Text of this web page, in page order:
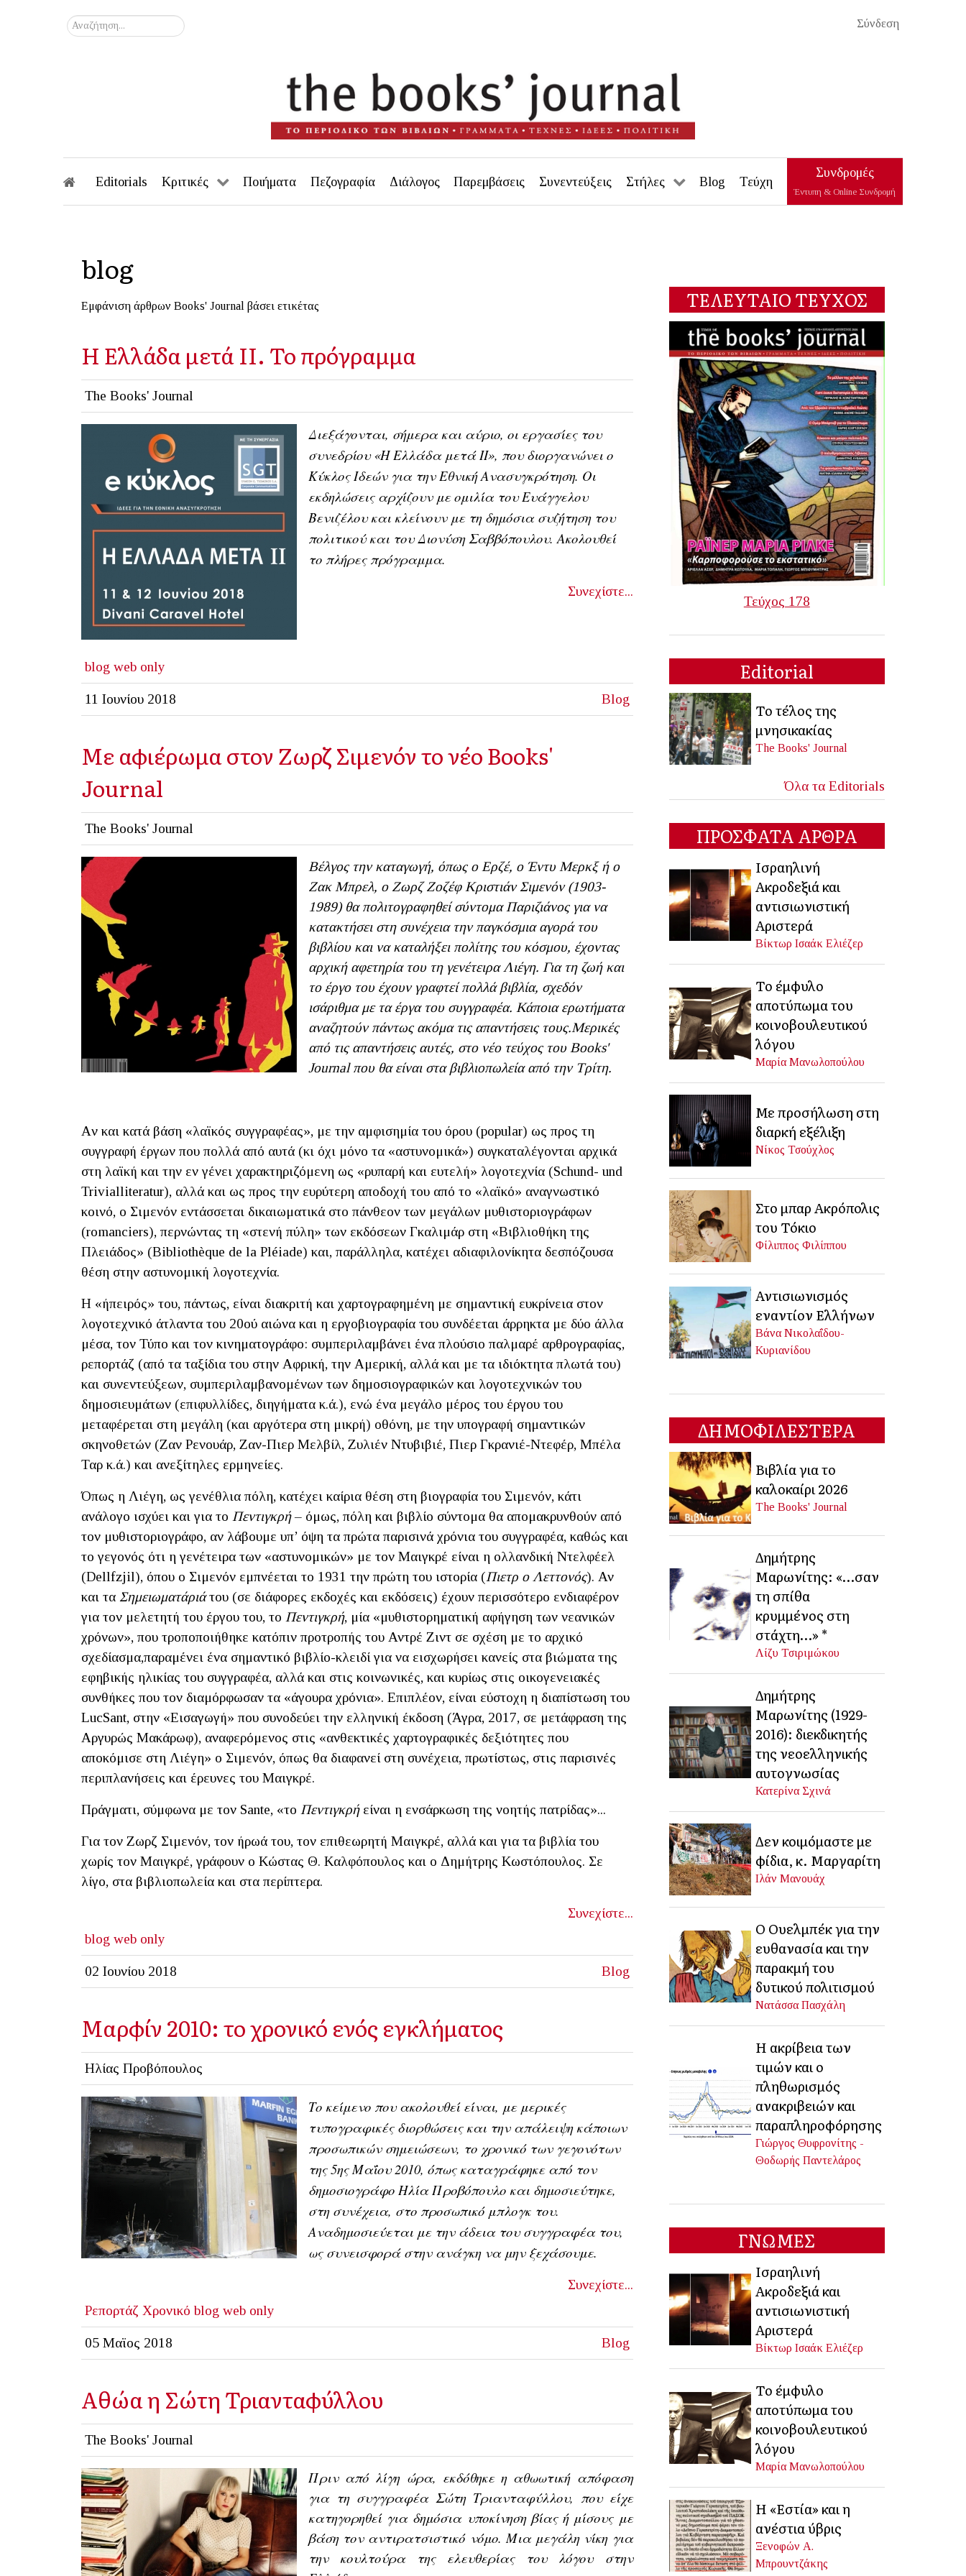
Σύνδεση
Αναζήτηση...
Editorials Κριτικές Ποιήματα Πεζογραφία Διάλογος Παρεμβάσεις Συνεντεύξεις Στήλες Blog Τεύχη
Συνδρομές
Έντυπη & Online Συνδρομή
blog
Εμφάνιση άρθρων Books' Journal βάσει ετικέτας
Η Ελλάδα μετά ΙΙ. Το πρόγραμμα
The Books' Journal
Διεξάγονται, σήμερα και αύριο, οι εργασίες του
συνεδρίου «Η Ελλάδα μετά ΙΙ», που διοργανώνει ο
Κύκλος Ιδεών για την Εθνική Ανασυγκρότηση. Οι
εκδηλώσεις αρχίζουν με ομιλία του Ευάγγελου
Βενιζέλου και κλείνουν με τη δημόσια συζήτηση του
πολιτικού και του Διονύση Σαββόπουλου. Ακολουθεί
το πλήρες πρόγραμμα.
Συνεχίστε...
blog web only
11 Ιουνίου 2018 Blog
Με αφιέρωμα στον Ζωρζ Σιμενόν το νέο Books'
Journal
The Books' Journal
Βέλγος την καταγωγή, όπως ο Ερζέ, ο Έντυ Μερκξ ή ο
Ζακ Μπρελ, ο Ζωρζ Ζοζέφ Κριστιάν Σιμενόν (1903-
1989) θα πολιτογραφηθεί σύντομα Παριζιάνος για να
κατακτήσει στη συνέχεια την παγκόσμια αγορά του
βιβλίου και να καταλήξει πολίτης του κόσμου, έχοντας
αρχική αφετηρία του τη γενέτειρα Λιέγη. Για τη ζωή και
το έργο του έχουν γραφτεί πολλά βιβλία, σχεδόν
ισάριθμα με τα έργα του συγγραφέα. Κάποια ερωτήματα
αναζητούν πάντως ακόμα τις απαντήσεις τους.Mερικές
από τις απαντήσεις αυτές, στο νέο τεύχος του Books'
Journal που θα είναι στα βιβλιοπωλεία από την Τρίτη.
Aν και κατά βάση «λαϊκός συγγραφέας», με την αμφισημία του όρου (popular) ως προς τη
συγγραφή έργων που πολλά από αυτά (κι όχι μόνο τα «αστυνομικά») συγκαταλέγονται αρχικά
στη λαϊκή και την εν γένει χαρακτηριζόμενη ως «ρυπαρή και ευτελή» λογοτεχνία (Schund- und
Trivialliteratur), αλλά και ως προς την ευρύτερη αποδοχή του από το «λαϊκό» αναγνωστικό
κοινό, ο Σιμενόν εντάσσεται δικαιωματικά στο πάνθεον των μεγάλων μυθιστοριογράφων
(romanciers), περνώντας τη «στενή πύλη» των εκδόσεων Γκαλιμάρ στη «Βιβλιοθήκη της
Πλειάδος» (Bibliothèque de la Pléiade) και, παράλληλα, κατέχει αδιαφιλονίκητα δεσπόζουσα
θέση στην αστυνομική λογοτεχνία.
Η «ήπειρός» του, πάντως, είναι διακριτή και χαρτογραφημένη με σημαντική ευκρίνεια στον
λογοτεχνικό άτλαντα του 20ού αιώνα και η εργοβιογραφία του συνδέεται άρρηκτα με δύο άλλα
μέσα, τον Τύπο και τον κινηματογράφο: συμπεριλαμβάνει ένα πλούσιο παλμαρέ αρθρογραφίας,
ρεπορτάζ (από τα ταξίδια του στην Αφρική, την Αμερική, αλλά και με τα ιδιόκτητα πλωτά του)
και συνεντεύξεων, συμπεριλαμβανομένων των δημοσιογραφικών και λογοτεχνικών του
δημοσιευμάτων (επιφυλλίδες, διηγήματα κ.ά.), ενώ ένα μεγάλο μέρος του έργου του
μεταφέρεται στη μεγάλη (και αργότερα στη μικρή) οθόνη, με την υπογραφή σημαντικών
σκηνοθετών (Ζαν Ρενουάρ, Ζαν-Πιερ Μελβίλ, Ζυλιέν Ντυβιβιέ, Πιερ Γκρανιέ-Ντεφέρ, Μπέλα
Ταρ κ.ά.) και ανεξίτηλες ερμηνείες.
Όπως η Λιέγη, ως γενέθλια πόλη, κατέχει καίρια θέση στη βιογραφία του Σιμενόν, κάτι
ανάλογο ισχύει και για το Πεντιγκρή– όμως, πόλη και βιβλίο σύντομα θα απομακρυνθούν από
τον μυθιστοριογράφο, αν λάβουμε υπ’ όψη τα πρώτα παρισινά χρόνια του συγγραφέα, καθώς και
το γεγονός ότι η γενέτειρα των «αστυνομικών» με τον Μαιγκρέ είναι η ολλανδική Ντελφέελ
(Dellfzjil), όπου ο Σιμενόν εμπνέεται το 1931 την πρώτη του ιστορία (Πιετρ ο Λεττονός). Αν
και τα Σημειωματάριάτου (σε διάφορες εκδοχές και εκδόσεις) έχουν περισσότερο ενδιαφέρον
για τον μελετητή του έργου του, το Πεντιγκρή, μία «μυθιστορηματική αφήγηση των νεανικών
χρόνων», που τροποποιήθηκε κατόπιν προτροπής του Αντρέ Ζιντ σε σχέση με το αρχικό
σχεδίασμα,παραμένει ένα σημαντικό βιβλίο-κλειδί για να εισχωρήσει κανείς στα βιώματα της
εφηβικής ηλικίας του συγγραφέα, αλλά και στις κοινωνικές, και κυρίως στις οικογενειακές
συνθήκες που τον διαμόρφωσαν τα «άγουρα χρόνια». Επιπλέον, είναι εύστοχη η διαπίστωση του
LucSant, στην «Εισαγωγή» που συνοδεύει την ελληνική έκδοση (Άγρα, 2017, σε μετάφραση της
Αργυρώς Μακάρωφ), αναφερόμενος στις «ανθεκτικές χαρτογραφικές δεξιότητες που
αποκόμισε στη Λιέγη» ο Σιμενόν, όπως θα διαφανεί στη συνέχεια, πρωτίστως, στις παρισινές
περιπλανήσεις και έρευνες του Μαιγκρέ.
Πράγματι, σύμφωνα με τον Sante, «το Πεντιγκρή είναι η ενσάρκωση της νοητής πατρίδας»...
Για τον Ζωρζ Σιμενόν, τον ήρωά του, τον επιθεωρητή Μαιγκρέ, αλλά και για τα βιβλία του
χωρίς τον Μαιγκρέ, γράφουν ο Κώστας Θ. Καλφόπουλος και ο Δημήτρης Κωστόπουλος. Σε
λίγο, στα βιβλιοπωλεία και στα περίπτερα.
Συνεχίστε...
blog web only
02 Ιουνίου 2018 Blog
Μαρφίν 2010: το χρονικό ενός εγκλήματος
Ηλίας Προβόπουλος
Το κείμενο που ακολουθεί είναι, με μερικές
τυπογραφικές διορθώσεις και την απάλειψη κάποιων
προσωπικών σημειώσεων, το χρονικό των γεγονότων
της 5ης Μαΐου 2010, όπως καταγράφηκε από τον
δημοσιογράφο Ηλία Προβόπουλο και δημοσιεύτηκε,
στη συνέχεια, στο προσωπικό μπλογκ του.
Αναδημοσιεύεται με την άδεια του συγγραφέα του,
ως συνεισφορά στην ανάγκη να μην ξεχάσουμε.
Συνεχίστε...
Ρεπορτάζ Χρονικό blog web only
05 Μαϊος 2018 Blog
Αθώα η Σώτη Τριανταφύλλου
The Books' Journal
Πριν από λίγη ώρα, εκδόθηκε η αθωωτική απόφαση
για τη συγγραφέα Σώτη Τριανταφύλλου, που είχε
κατηγορηθεί για δημόσια υποκίνηση βίας ή μίσους με
βάση τον αντιρατσιστικό νόμο. Μια μεγάλη νίκη για
την κουλτούρα της ελευθερίας του λόγου στην
ΤΕΛΕΥΤΑΙΟ ΤΕΥΧΟΣ
Τεύχος 178
Editorial
Το τέλος της
μνησικακίας
The Books' Journal
Όλα τα Editorials
ΠΡΟΣΦΑΤΑ ΑΡΘΡΑ
Ισραηλινή
Ακροδεξιά και
αντισιωνιστική
Αριστερά
Βίκτωρ Ισαάκ Ελιέζερ
Το έμφυλο
αποτύπωμα του
κοινοβουλευτικού
λόγου
Μαρία Μανωλοπούλου
Με προσήλωση στη
διαρκή εξέλιξη
Νίκος Τσούχλος
Στο μπαρ Ακρόπολις
του Τόκιο
Φίλιππος Φιλίππου
Αντισιωνισμός
εναντίον Ελλήνων
Βάνα Νικολαΐδου-
Κυριανίδου
ΔΗΜΟΦΙΛΕΣΤΕΡΑ
Βιβλία για το
καλοκαίρι 2026
The Books' Journal
Δημήτρης
Μαρωνίτης: «…σαν
τη σπίθα
κρυμμένος στη
στάχτη…» *
Λίζυ Τσιριμώκου
Δημήτρης
Μαρωνίτης (1929-
2016): διεκδικητής
της νεοελληνικής
αυτογνωσίας
Κατερίνα Σχινά
Δεν κοιμόμαστε με
φίδια, κ. Μαργαρίτη
Ιλάν Μανουάχ
Ο Ουελμπέκ για την
ευθανασία και την
παρακμή του
δυτικού πολιτισμού
Νατάσσα Πασχάλη
Η ακρίβεια των
τιμών και ο
πληθωρισμός
ανακριβειών και
παραπληροφόρησης
Γιώργος Θυφρονίτης -
Θοδωρής Παντελάρος
ΓΝΩΜΕΣ
Ισραηλινή
Ακροδεξιά και
αντισιωνιστική
Αριστερά
Βίκτωρ Ισαάκ Ελιέζερ
Το έμφυλο
αποτύπωμα του
κοινοβουλευτικού
λόγου
Μαρία Μανωλοπούλου
Η «Εστία» και η
ανέστια ύβρις
Ξενοφών Α.
Μπρουντζάκης